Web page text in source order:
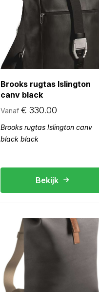
Brooks rugtas Islington
canv black
Vanaf € 330.00
Brooks rugtas Islington canv
black black
Bekijk